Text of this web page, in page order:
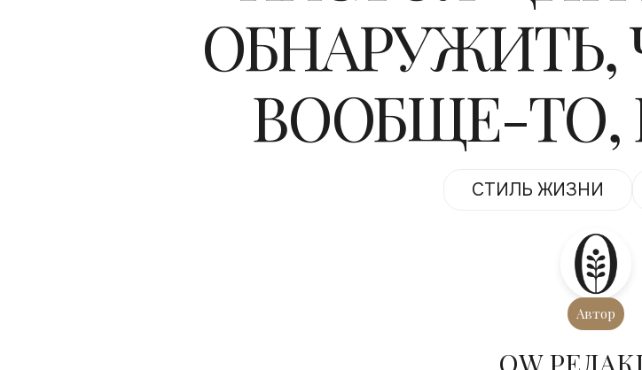
ОБНАРУЖИТЬ,
ВООБЩЕ-ТО,
СТИЛЬ ЖИЗНИ
Автор
ОW